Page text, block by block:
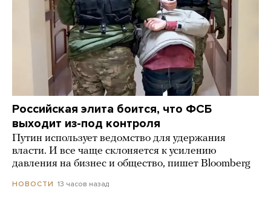
Российская элита боится, что ФСБ
выходит из-под контроля
Путин использует ведомство для удержания
власти. И все чаще склоняется к усилению
давления на бизнес и общество, пишет Bloomberg
НОВОСТИ 13 часов назад